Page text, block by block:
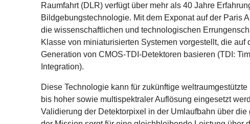
Raumfahrt (DLR) verfügt über mehr als 40 Jahre
Bildgebungstechnologie. Mit dem Exponat auf der Paris
die wissenschaftlichen und technologischen
Klasse von miniaturisierten Systemen vorgestellt, die auf
Generation von CMOS-TDI-Detektoren basieren (TDI:
Integration).
Diese Technologie kann für zukünftige
bis hoher sowie multispektraler Auflösung eingesetzt
Validierung der Detektorpixel in der Umlaufbahn über die